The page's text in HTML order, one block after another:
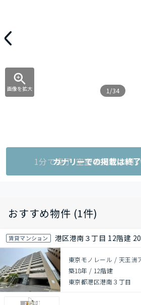
画像を拡大 1/34
1分で完了!空室状況をお問
カナリーでの掲載は終
おすすめ物件 (1件)
賃貸マンション 港区港南３丁目 12階建
東京モノレール / 天王洲
築18年 / 12階建
東京都港区港南３丁目